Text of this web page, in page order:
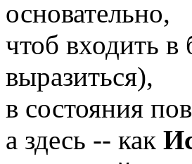
основательно,
чтоб входить в
выразиться),
в состояния
а здесь -- как